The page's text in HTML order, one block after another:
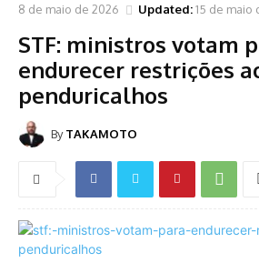
8 de maio de 2026 Updated:15 de maio
STF: ministros votam
endurecer restrições
penduricalhos
By TAKAMOTO